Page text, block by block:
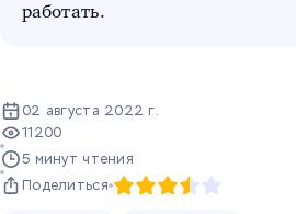
работать.
02 августа 2022 г.
11200
5 минут чтения
Поделиться